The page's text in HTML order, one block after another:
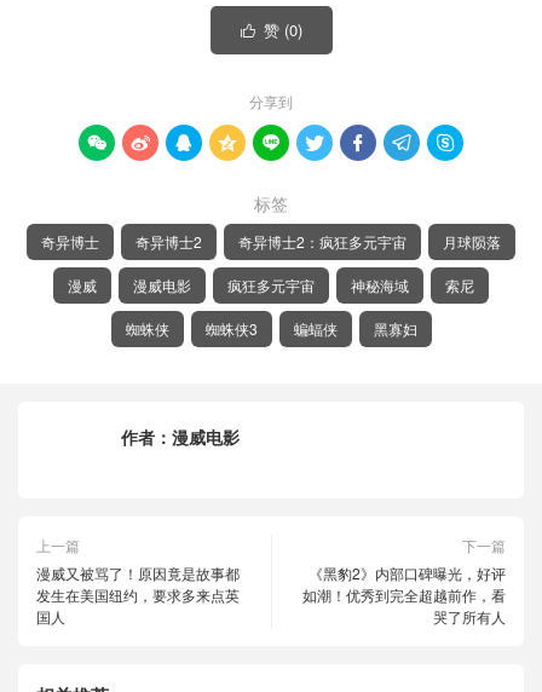
 赞 (0)
分享到
        
标签
奇异博士 奇异博士2 奇异博士2：疯狂多元宇宙 月球陨落
漫威 漫威电影 疯狂多元宇宙 神秘海域 索尼
蜘蛛侠 蜘蛛侠3 蝙蝠侠 黑寡妇
作者： 漫威电影
上一篇
漫威又被骂了！原因竟是故事都
发生在美国纽约，要求多来点英
国人
下一篇
《黑豹2》内部口碑曝光，好评
如潮！优秀到完全超越前作，看
哭了所有人